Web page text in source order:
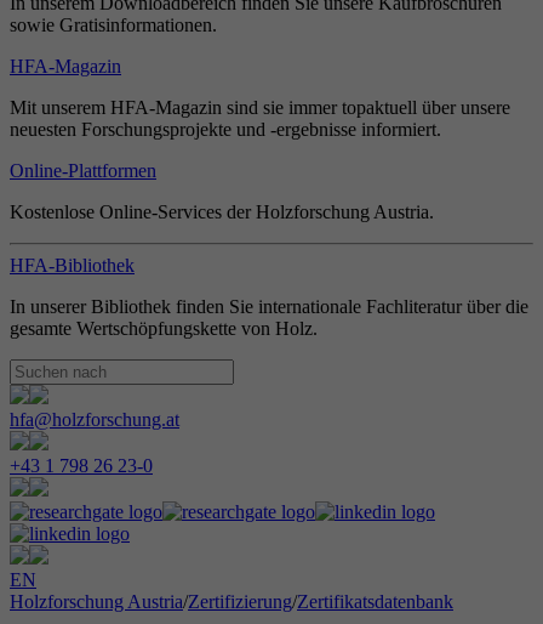
sowie Gratisinformationen.
HFA-Magazin
Mit unserem HFA-Magazin sind sie immer topaktuell über unsere
neuesten Forschungsprojekte und -ergebnisse informiert.
Online-Plattformen
Kostenlose Online-Services der Holzforschung Austria.
HFA-Bibliothek
In unserer Bibliothek finden Sie internationale Fachliteratur über die
gesamte Wertschöpfungskette von Holz.
hfa@holzforschung.at
+43 1 798 26 23-0
EN
Holzforschung Austria/Zertifizierung/Zertifikatsdatenbank